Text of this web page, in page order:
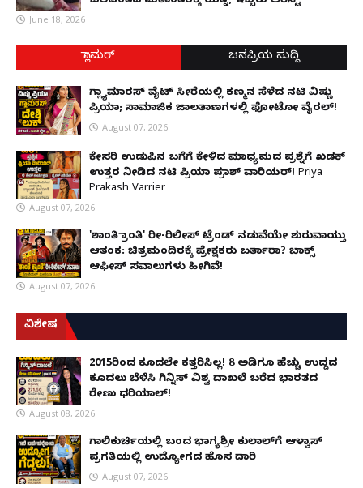
June 18, 2026
ಗ್ಲಾಮರ್ ಜನಪ್ರಿಯ ಸುದ್ದಿ
ಗ್ಲ್ಯಾಮಾರಸ್ ವೈಟ್‌ ಸೀರೆಯಲ್ಲಿ ಕಣ್ಮನ ಸೆಳೆದ ನಟಿ ವಿಷ್ಣು
ಪ್ರಿಯಾ; ಸಾಮಾಜಿಕ ಜಾಲತಾಣಗಳಲ್ಲಿ ಫೋಟೋ ವೈರಲ್!
August 07, 2026
ಕೇಸರಿ ಉಡುಪಿನ ಬಗೆಗೆ ಕೇಳಿದ ಮಾಧ್ಯಮದ ಪ್ರಶ್ನೆಗೆ ಖಡಕ್
ಉತ್ತರ ನೀಡಿದ ನಟಿ ಪ್ರಿಯಾ ಪ್ರಕಾಶ್ ವಾರಿಯರ್! Priya
Prakash Varrier
August 07, 2026
'ಶಾಂತಿ ಕ್ರಾಂತಿ' ರೀ-ರಿಲೀಸ್ ಟ್ರೆಂಡ್ ನಡುವೆಯೇ ಶುರುವಾಯ್ತು
ಆತಂಕ: ಚಿತ್ರಮಂದಿರಕ್ಕೆ ಪ್ರೇಕ್ಷಕರು ಬರ್ತಾರಾ? ಬಾಕ್ಸ್
ಆಫೀಸ್ ಸವಾಲುಗಳು ಹೀಗಿವೆ!
August 07, 2026
ವಿಶೇಷ
2015ರಿಂದ ಕೂದಲೇ ಕತ್ತರಿಸಿಲ್ಲ! 8 ಅಡಿಗೂ ಹೆಚ್ಚು ಉದ್ದದ
ಕೂದಲು ಬೆಳೆಸಿ ಗಿನ್ನಿಸ್ ವಿಶ್ವ ದಾಖಲೆ ಬರೆದ ಭಾರತದ
ರೇಣು ಧರಿಯಾಲ್!
August 08, 2026
ಗಾಲಿಕುರ್ಚಿಯಲ್ಲಿ ಬಂದ ಭಾಗ್ಯಶ್ರೀ ಕುಲಾಲ್‌ಗೆ ಆಳ್ವಾಸ್
ಪ್ರಗತಿಯಲ್ಲಿ ಉದ್ಯೋಗದ ಹೊಸ ದಾರಿ
August 07, 2026